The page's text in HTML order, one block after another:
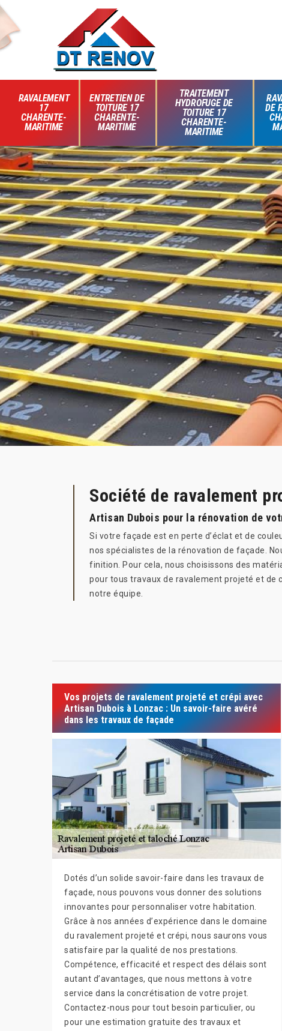
RAVALEMENT
17
CHARENTE-
MARITIME
ENTRETIEN DE
TOITURE 17
CHARENTE-
MARITIME
TRAITEMENT
HYDROFUGE DE
TOITURE 17
CHARENTE-
MARITIME
DE
Société de ravalement
Artisan Dubois pour la rénovation de
Si votre façade est en perte d’éclat et de
nos spécialistes de la rénovation de façade.
finition. Pour cela, nous choisissons des
pour tous travaux de ravalement projeté et de
notre équipe.
Vos projets de ravalement projeté et crépi avec
Artisan Dubois à Lonzac : Un savoir-faire avéré
dans les travaux de façade
Dotés d’un solide savoir-faire dans les travaux de
façade, nous pouvons vous donner des solutions
innovantes pour personnaliser votre habitation.
Grâce à nos années d’expérience dans le domaine
du ravalement projeté et crépi, nous saurons vous
satisfaire par la qualité de nos prestations.
Compétence, efficacité et respect des délais sont
autant d’avantages, que nous mettons à votre
service dans la concrétisation de votre projet.
Contactez-nous pour tout besoin particulier, ou
pour une estimation gratuite des travaux et